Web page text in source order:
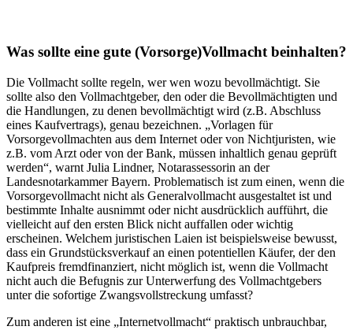
Was sollte eine gute (Vorsorge)Vollmacht beinhalten?
Die Vollmacht sollte regeln, wer wen wozu bevollmächtigt. Sie
sollte also den Vollmachtgeber, den oder die Bevollmächtigten und
die Handlungen, zu denen bevollmächtigt wird (z.B. Abschluss
eines Kaufvertrags), genau bezeichnen. „Vorlagen für
Vorsorgevollmachten aus dem Internet oder von Nichtjuristen, wie
z.B. vom Arzt oder von der Bank, müssen inhaltlich genau geprüft
werden“, warnt Julia Lindner, Notarassessorin an der
Landesnotarkammer Bayern. Problematisch ist zum einen, wenn die
Vorsorgevollmacht nicht als Generalvollmacht ausgestaltet ist und
bestimmte Inhalte ausnimmt oder nicht ausdrücklich aufführt, die
vielleicht auf den ersten Blick nicht auffallen oder wichtig
erscheinen. Welchem juristischen Laien ist beispielsweise bewusst,
dass ein Grundstücksverkauf an einen potentiellen Käufer, der den
Kaufpreis fremdfinanziert, nicht möglich ist, wenn die Vollmacht
nicht auch die Befugnis zur Unterwerfung des Vollmachtgebers
unter die sofortige Zwangsvollstreckung umfasst?
Zum anderen ist eine „Internetvollmacht“ praktisch unbrauchbar,